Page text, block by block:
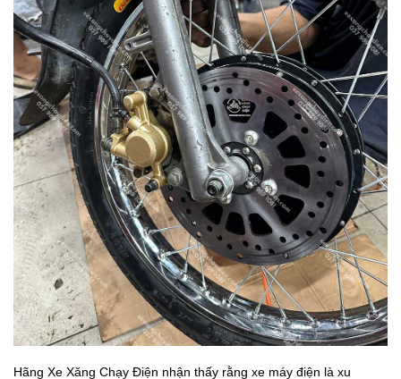
Hãng Xe Xăng Chạy Điện nhận thấy rằng xe máy điện là xu